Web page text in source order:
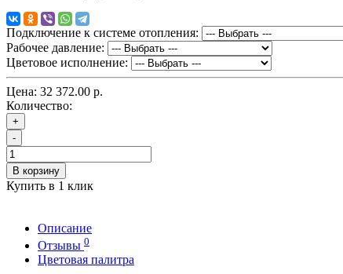
Подключение к системе отопления:
Рабочее давление:
Цветовое исполнение:
Цена: 32 372.00 р.
Количество:
+
-
В корзину
Купить в 1 клик
Описание
Отзывы 0
Цветовая палитра